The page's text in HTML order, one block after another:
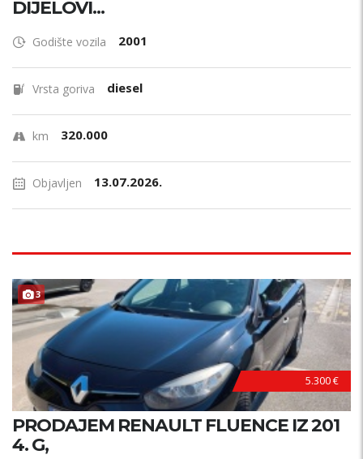
DIJELOVI...
Godište vozila 2001
Vrsta goriva diesel
km 320.000
Objavljen 13.07.2026.
3 F
U
L
L
O
P
R
E
M
A
5.300 €
PRODAJEM RENAULT FLUENCE IZ 201
4. G,